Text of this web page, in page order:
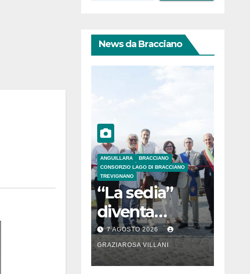
News da Bracciano
ANGUILLARA
BRACCIANO
CONSORZIO LAGO DI BRACCIANO
TREVIGNANO
“La sedia”
diventa
Belvedere sul
lago di
Bracciano: ieri
7 AGOSTO 2026
GRAZIAROSA VILLANI